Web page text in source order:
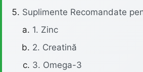
Suplimente Recomandate
1. Zinc
2. Creatină
3. Omega-3